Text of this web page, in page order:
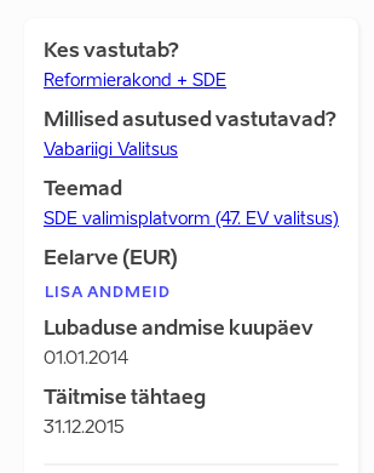
Kes vastutab?
Reformierakond + SDE
Millised asutused vastutavad?
Vabariigi Valitsus
Teemad
SDE valimisplatvorm (47. EV valitsus)
Eelarve (EUR)
LISA ANDMEID
Lubaduse andmise kuupäev
01.01.2014
Täitmise tähtaeg
31.12.2015